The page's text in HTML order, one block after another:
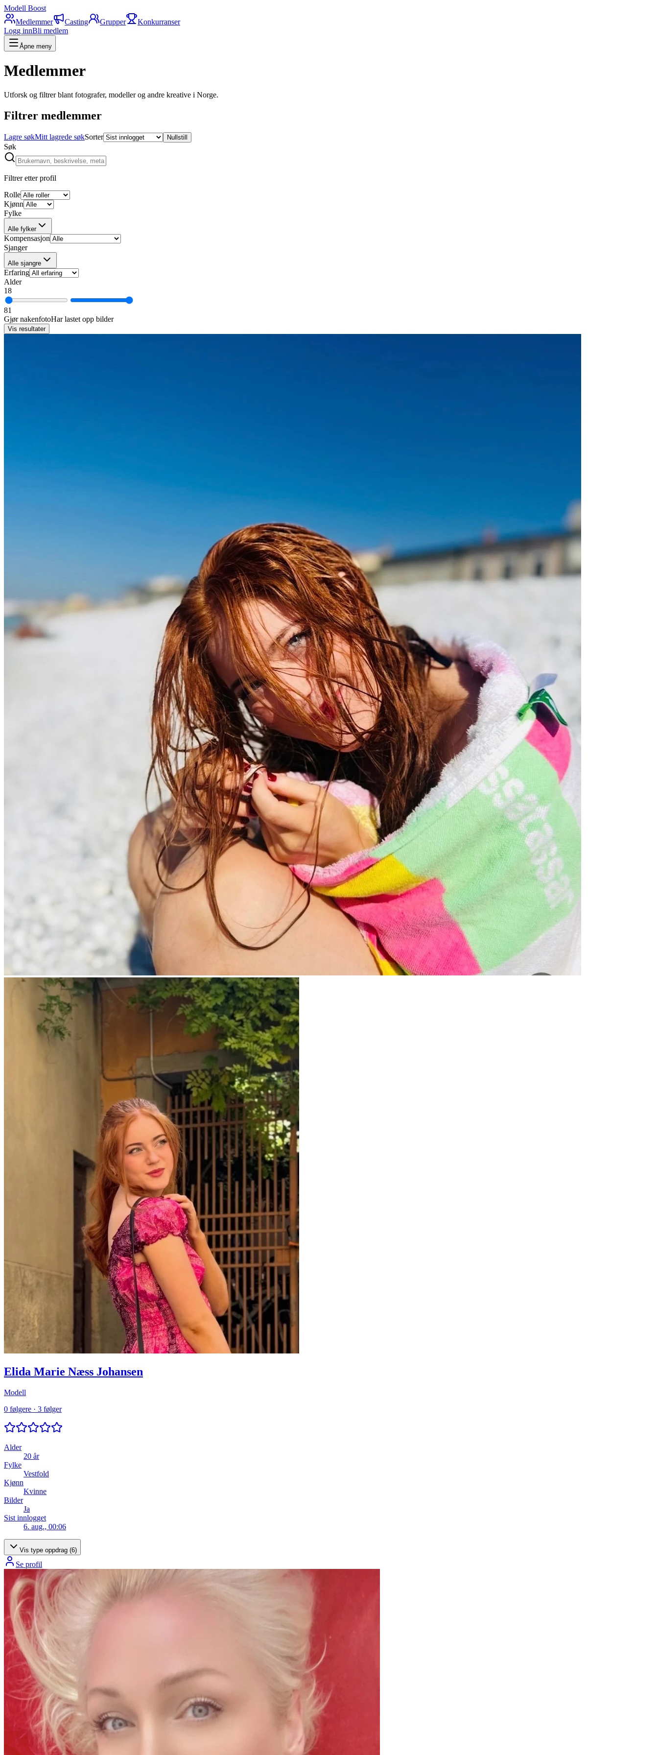
Modell Boost
Medlemmer
Casting Grupper
Konkurranser
Logg innBli medlem
Åpne meny
Medlemmer
Utforsk og filtrer blant fotografer, modeller og andre kreative i Norge.
Filtrer medlemmer
Lagre søkMitt lagrede søkSorter Nullstill
Søk
Filtrer etter profil
Rolle
Kjønn
Fylke
Alle fylker
Kompensasjon
Sjanger
Alle sjangre
Erfaring
Alder
18
81
Gjør nakenfotoHar lastet opp bilder
Vis resultater
Elida Marie Næss Johansen
Modell
0 følgere · 3 følger
Alder
20 år
Fylke
Vestfold
Kjønn
Kvinne
Bilder
Ja
Sist innlogget
6. aug., 00:06
Vis type oppdrag (6)
Se profil